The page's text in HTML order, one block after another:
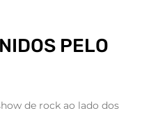
PELO
de rock ao lado dos